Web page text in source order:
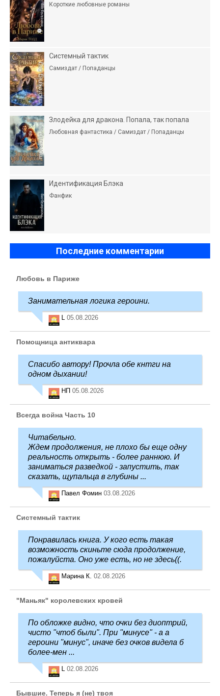
Короткие любовные романы
Системный тактик
Самиздат / Попаданцы
Злодейка для дракона. Попала, так попала
Любовная фантастика / Самиздат / Попаданцы
Идентификация Блэка
Фанфик
Последние комментарии
Любовь в Париже
Занимательная логика героини.
L 05.08.2026
Помощница антиквара
Спасибо автору! Прочла обе кнтги на
одном дыхании!
НП 05.08.2026
Всегда война Часть 10
Читабельно.
Ждем продолжения, не плохо бы еще одну
реальность открыть - более раннюю. И
заниматься разведкой - запустить, так
сказать, щупальца в глубины ...
Павел Фомин 03.08.2026
Системный тактик
Понравилась книга. У кого есть такая
возможность скиньте сюда продолжение,
пожалуйста. Оно уже есть, но не здесь((.
Марина К. 02.08.2026
"Маньяк" королевских кровей
По обложке видно, что очки без диоптрий,
чисто "чтоб были". При "минусе" - а а
героини "минус", иначе без очков видела б
более-мен ...
L 02.08.2026
Бывшие. Теперь я (не) твоя